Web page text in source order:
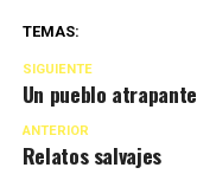
TEMAS:
SIGUIENTE
Un pueblo atrapante
ANTERIOR
Relatos salvajes